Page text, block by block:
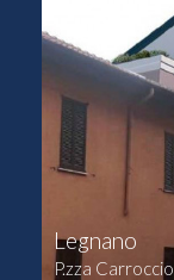
Legnano
P.zza Carroccio